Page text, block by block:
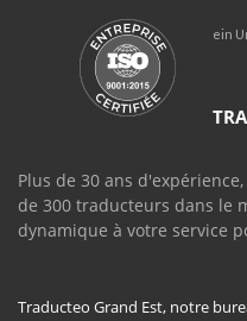
ein
Plus de 30 ans
de 300 traducteurs dans le
dynamique à votre service
Traducteo Grand Est, notre